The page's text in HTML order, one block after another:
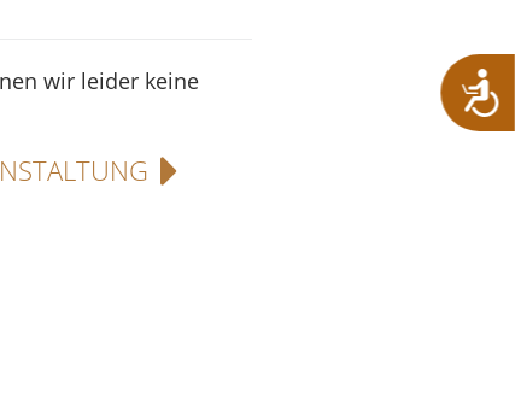
wir leider keine